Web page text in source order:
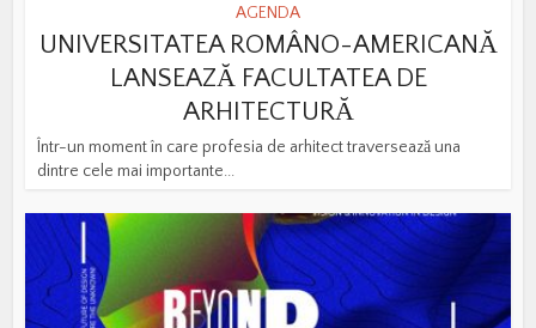
AGENDA
UNIVERSITATEA ROMÂNO-AMERICANĂ
LANSEAZĂ FACULTATEA DE
ARHITECTURĂ
Într-un moment în care profesia de arhitect traversează una
dintre cele mai importante...